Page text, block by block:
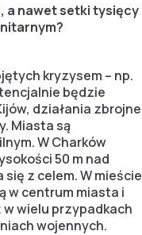
a nawet setki tysięcy
kryzysem – np.
będzie
działania zbrojne
Miasta są
W Charków
50 m nad
z celem. W mieście
w centrum miasta i
wielu przypadkach
wojennych.